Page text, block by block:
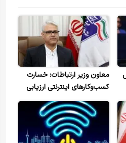
معاون وزیر ارتباطات: خسارت
کسب‌وکارهای اینترنتی ارزیابی
خواهد شد